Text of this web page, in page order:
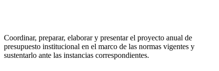
Coordinar, preparar, elaborar y presentar el proyecto anual de
presupuesto institucional en el marco de las normas vigentes y
sustentarlo ante las instancias correspondientes.